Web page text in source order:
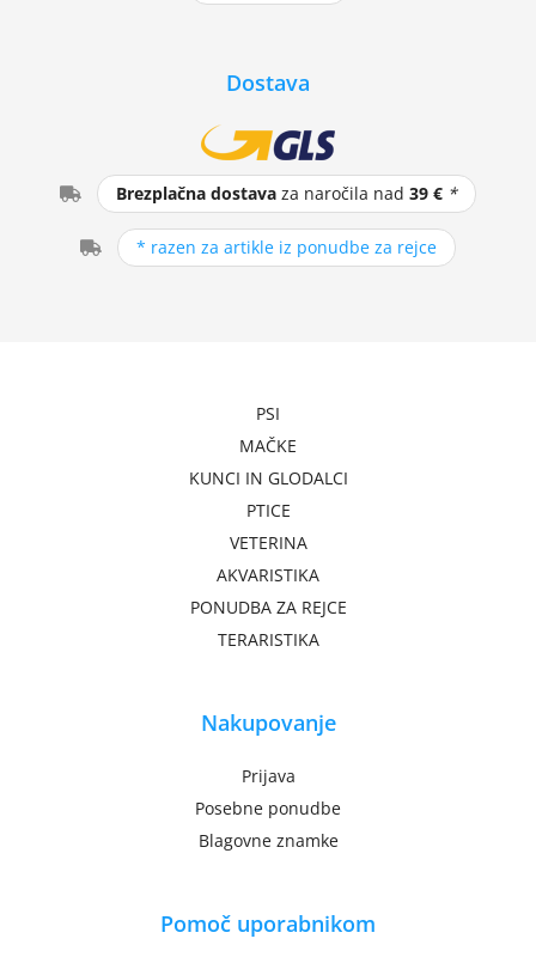
Dostava
Brezplačna dostava za naročila nad39 € *
* razen za artikle iz ponudbe za rejce
PSI
MAČKE
KUNCI IN GLODALCI
PTICE
VETERINA
AKVARISTIKA
PONUDBA ZA REJCE
TERARISTIKA
Nakupovanje
Prijava
Posebne ponudbe
Blagovne znamke
Pomoč uporabnikom